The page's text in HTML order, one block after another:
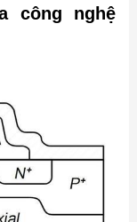
công nghệ